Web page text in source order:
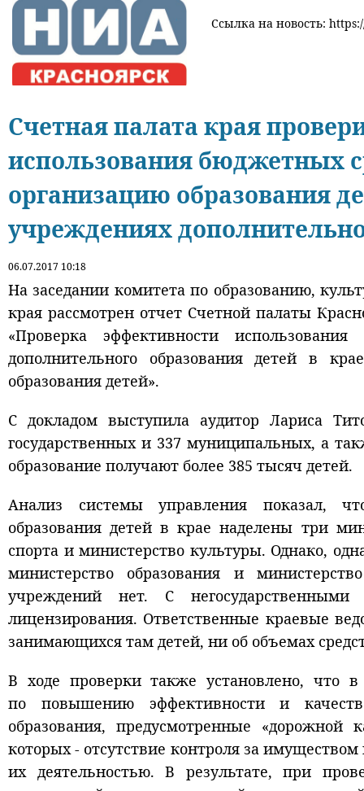
Ссылка на новость:
Счетная палата края
использования бюджетных
организацию образования
учреждениях
06.07.2017 10:18
На заседании комитета по образованию,
края рассмотрен отчет Счетной палаты
«Проверка эффективности
дополнительного образования детей в
образования детей».
С докладом выступила аудитор Лариса
государственных и 337 муниципальных, а
образование получают более 385 тысяч детей.
Анализ системы управления показал,
образования детей в крае наделены три
спорта и министерство культуры. Однако,
министерство образования и
учреждений нет. С
лицензирования. Ответственные краевые
занимающихся там детей, ни об объемах
В ходе проверки также установлено, что
по повышению эффективности и
образования, предусмотренные
которых - отсутствие контроля за
их деятельностью. В результате, при